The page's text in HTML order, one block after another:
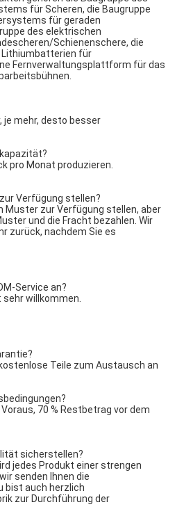
für Scheren, die Baugruppe
für geraden
des elektrischen
Schienenschere, die
Lithiumbatterien für
Fernverwaltungsplattform für das
je mehr, desto besser
pro Monat produzieren.
Verfügung stellen?
Muster zur Verfügung stellen, aber
und die Fracht bezahlen. Wir
zurück, nachdem Sie es
Service an?
willkommen.
Teile zum Austausch an
Voraus, 70 % Restbetrag vor dem
sicherstellen?
jedes Produkt einer strengen
senden Ihnen die
bist auch herzlich
zur Durchführung der